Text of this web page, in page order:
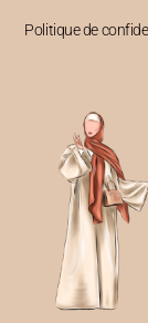
Politique de